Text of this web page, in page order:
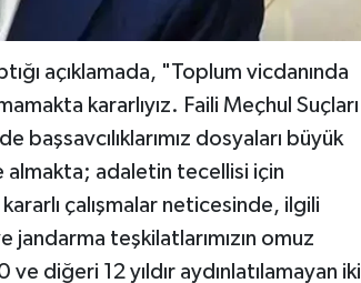
açıklamada, "Toplum vicdanında
kararlıyız. Faili Meçhul Suçları
başsavcılıklarımız dosyaları büyük
almakta; adaletin tecellisi için
kararlı çalışmalar neticesinde, ilgili
jandarma teşkilatlarımızın omuz
diğeri 12 yıldır aydınlatılamayan iki